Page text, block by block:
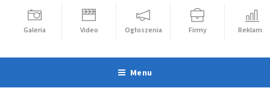
Galeria Video Ogłoszenia Firmy Reklama
Menu